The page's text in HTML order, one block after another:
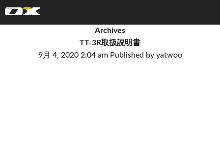
Archives
TT-3R取扱説明書
9月 4, 2020 2:04 am Published by yatwoo